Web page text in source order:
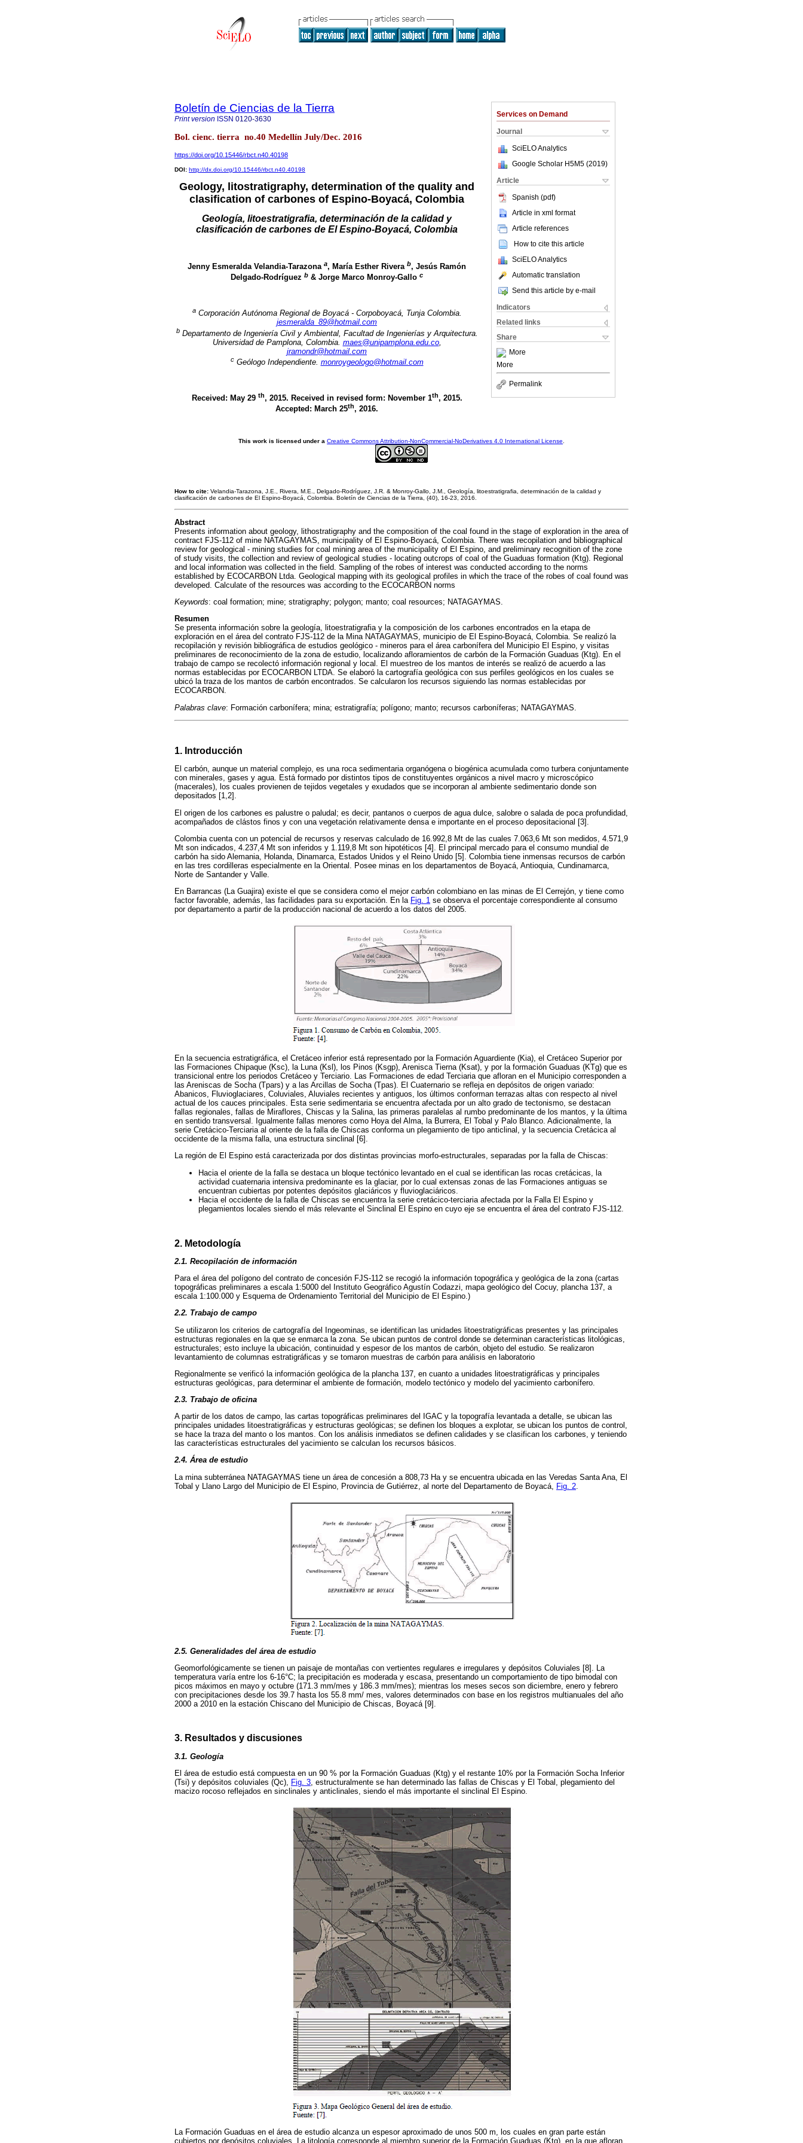
Services on Demand
Journal
SciELO Analytics
Google Scholar H5M5 (2019)
Article
Spanish (pdf)
Article in xml format
Article references
How to cite this article
SciELO Analytics
Automatic translation
Send this article by e-mail
Indicators
Related links
Share
More
More
Permalink
Boletín de Ciencias de la Tierra
Print version ISSN 0120-3630
Bol. cienc. tierra no.40 Medellín July/Dec. 2016
https://doi.org/10.15446/rbct.n40.40198
DOI: http://dx.doi.org/10.15446/rbct.n40.40198
Geology, litostratigraphy, determination of the quality and
clasification of carbones of Espino-Boyacá, Colombia
Geología, litoestratigrafia, determinación de la calidad y
clasificación de carbones de El Espino-Boyacá, Colombia
Jenny Esmeralda Velandia-Tarazona a, María Esther Rivera b, Jesús Ramón
Delgado-Rodríguez b & Jorge Marco Monroy-Gallo c
aCorporación Autónoma Regional de Boyacá - Corpoboyacá, Tunja Colombia.
jesmeralda_89@hotmail.com
bDepartamento de Ingeniería Civil y Ambiental, Facultad de Ingenierías y Arquitectura.
Universidad de Pamplona, Colombia. maes@unipamplona.edu.co,
jramondr@hotmail.com
cGeólogo Independiente. monroygeologo@hotmail.com
Received: May 29 th, 2015. Received in revised form: November 1th, 2015.
Accepted: March 25th, 2016.
This work is licensed under a Creative Commons Attribution-NonCommercial-NoDerivatives 4.0 International License.
How to cite: Velandia-Tarazona, J.E., Rivera, M.E., Delgado-Rodríguez, J.R. & Monroy-Gallo, J.M., Geología, litoestratigrafia, determinación de la calidad y
clasificación de carbones de El Espino-Boyacá, Colombia. Boletín de Ciencias de la Tierra, (40), 16-23, 2016.
Abstract
Presents information about geology, lithostratigraphy and the composition of the coal found in the stage of exploration in the area of
contract FJS-112 of mine NATAGAYMAS, municipality of El Espino-Boyacá, Colombia. There was recopilation and bibliographical
review for geological - mining studies for coal mining area of the municipality of El Espino, and preliminary recognition of the zone
of study visits, the collection and review of geological studies - locating outcrops of coal of the Guaduas formation (Ktg). Regional
and local information was collected in the field. Sampling of the robes of interest was conducted according to the norms
established by ECOCARBON Ltda. Geological mapping with its geological profiles in which the trace of the robes of coal found was
developed. Calculate of the resources was according to the ECOCARBON norms
Keywords: coal formation; mine; stratigraphy; polygon; manto; coal resources; NATAGAYMAS.
Resumen
Se presenta información sobre la geología, litoestratigrafia y la composición de los carbones encontrados en la etapa de
exploración en el área del contrato FJS-112 de la Mina NATAGAYMAS, municipio de El Espino-Boyacá, Colombia. Se realizó la
recopilación y revisión bibliográfica de estudios geológico - mineros para el área carbonífera del Municipio El Espino, y visitas
preliminares de reconocimiento de la zona de estudio, localizando afloramientos de carbón de la Formación Guaduas (Ktg). En el
trabajo de campo se recolectó información regional y local. El muestreo de los mantos de interés se realizó de acuerdo a las
normas establecidas por ECOCARBON LTDA. Se elaboró la cartografía geológica con sus perfiles geológicos en los cuales se
ubicó la traza de los mantos de carbón encontrados. Se calcularon los recursos siguiendo las normas establecidas por
ECOCARBON.
Palabras clave: Formación carbonífera; mina; estratigrafía; polígono; manto; recursos carboníferas; NATAGAYMAS.
1. Introducción
El carbón, aunque un material complejo, es una roca sedimentaria organógena o biogénica acumulada como turbera conjuntamente
con minerales, gases y agua. Está formado por distintos tipos de constituyentes orgánicos a nivel macro y microscópico
(macerales), los cuales provienen de tejidos vegetales y exudados que se incorporan al ambiente sedimentario donde son
depositados [1,2].
El origen de los carbones es palustre o paludal; es decir, pantanos o cuerpos de agua dulce, salobre o salada de poca profundidad,
acompañados de clástos finos y con una vegetación relativamente densa e importante en el proceso depositacional [3].
Colombia cuenta con un potencial de recursos y reservas calculado de 16.992,8 Mt de las cuales 7.063,6 Mt son medidos, 4.571,9
Mt son indicados, 4.237,4 Mt son inferidos y 1.119,8 Mt son hipotéticos [4]. El principal mercado para el consumo mundial de
carbón ha sido Alemania, Holanda, Dinamarca, Estados Unidos y el Reino Unido [5]. Colombia tiene inmensas recursos de carbón
en las tres cordilleras especialmente en la Oriental. Posee minas en los departamentos de Boyacá, Antioquia, Cundinamarca,
Norte de Santander y Valle.
En Barrancas (La Guajira) existe el que se considera como el mejor carbón colombiano en las minas de El Cerrejón, y tiene como
factor favorable, además, las facilidades para su exportación. En la Fig. 1 se observa el porcentaje correspondiente al consumo
por departamento a partir de la producción nacional de acuerdo a los datos del 2005.
En la secuencia estratigráfica, el Cretáceo inferior está representado por la Formación Aguardiente (Kia), el Cretáceo Superior por
las Formaciones Chipaque (Ksc), la Luna (Ksl), los Pinos (Ksgp), Arenisca Tierna (Ksat), y por la formación Guaduas (KTg) que es
transicional entre los periodos Cretáceo y Terciario. Las Formaciones de edad Terciaria que afloran en el Municipio corresponden a
las Areniscas de Socha (Tpars) y a las Arcillas de Socha (Tpas). El Cuaternario se refleja en depósitos de origen variado:
Abanicos, Fluvioglaciares, Coluviales, Aluviales recientes y antiguos, los últimos conforman terrazas altas con respecto al nivel
actual de los cauces principales. Esta serie sedimentaria se encuentra afectada por un alto grado de tectonismo, se destacan
fallas regionales, fallas de Miraflores, Chiscas y la Salina, las primeras paralelas al rumbo predominante de los mantos, y la última
en sentido transversal. Igualmente fallas menores como Hoya del Alma, la Burrera, El Tobal y Palo Blanco. Adicionalmente, la
serie Cretácico-Terciaria al oriente de la falla de Chiscas conforma un plegamiento de tipo anticlinal, y la secuencia Cretácica al
occidente de la misma falla, una estructura sinclinal [6].
La región de El Espino está caracterizada por dos distintas provincias morfo-estructurales, separadas por la falla de Chiscas:
Hacia el oriente de la falla se destaca un bloque tectónico levantado en el cual se identifican las rocas cretácicas, la
actividad cuaternaria intensiva predominante es la glaciar, por lo cual extensas zonas de las Formaciones antiguas se
encuentran cubiertas por potentes depósitos glaciáricos y fluvioglaciáricos.
Hacia el occidente de la falla de Chiscas se encuentra la serie cretácico-terciaria afectada por la Falla El Espino y
plegamientos locales siendo el más relevante el Sinclinal El Espino en cuyo eje se encuentra el área del contrato FJS-112.
2. Metodología
2.1. Recopilación de información
Para el área del polígono del contrato de concesión FJS-112 se recogió la información topográfica y geológica de la zona (cartas
topográficas preliminares a escala 1:5000 del Instituto Geográfico Agustín Codazzi, mapa geológico del Cocuy, plancha 137, a
escala 1:100.000 y Esquema de Ordenamiento Territorial del Municipio de El Espino.)
2.2. Trabajo de campo
Se utilizaron los criterios de cartografía del Ingeominas, se identifican las unidades litoestratigráficas presentes y las principales
estructuras regionales en la que se enmarca la zona. Se ubican puntos de control donde se determinan características litológicas,
estructurales; esto incluye la ubicación, continuidad y espesor de los mantos de carbón, objeto del estudio. Se realizaron
levantamiento de columnas estratigráficas y se tomaron muestras de carbón para análisis en laboratorio
Regionalmente se verificó la información geológica de la plancha 137, en cuanto a unidades litoestratigráficas y principales
estructuras geológicas, para determinar el ambiente de formación, modelo tectónico y modelo del yacimiento carbonífero.
2.3. Trabajo de oficina
A partir de los datos de campo, las cartas topográficas preliminares del IGAC y la topografía levantada a detalle, se ubican las
principales unidades litoestratigráficas y estructuras geológicas; se definen los bloques a explotar, se ubican los puntos de control,
se hace la traza del manto o los mantos. Con los análisis inmediatos se definen calidades y se clasifican los carbones, y teniendo
las características estructurales del yacimiento se calculan los recursos básicos.
2.4. Área de estudio
La mina subterránea NATAGAYMAS tiene un área de concesión a 808,73 Ha y se encuentra ubicada en las Veredas Santa Ana, El
Tobal y Llano Largo del Municipio de El Espino, Provincia de Gutiérrez, al norte del Departamento de Boyacá, Fig. 2
2.5. Generalidades del área de estudio
Geomorfológicamente se tienen un paisaje de montañas con vertientes regulares e irregulares y depósitos Coluviales [8]. La
temperatura varía entre los 6-16°C; la precipitación es moderada y escasa, presentando un comportamiento de tipo bimodal con
picos máximos en mayo y octubre (171.3 mm/mes y 186.3 mm/mes); mientras los meses secos son diciembre, enero y febrero
con precipitaciones desde los 39.7 hasta los 55.8 mm/ mes, valores determinados con base en los registros multianuales del año
2000 a 2010 en la estación Chiscano del Municipio de Chiscas, Boyacá [9].
3. Resultados y discusiones
3.1. Geología
El área de estudio está compuesta en un 90 % por la Formación Guaduas (Ktg) y el restante 10% por la Formación Socha Inferior
(Tsi) y depósitos coluviales (Qc),
Fig. 3 , estructuralmente se han determinado las fallas de Chiscas y El Tobal, plegamiento del
macizo rocoso reflejados en sinclinales y anticlinales, siendo el más importante el sinclinal El Espino.
La Formación Guaduas en el área de estudio alcanza un espesor aproximado de unos 500 m, los cuales en gran parte están
cubiertos por depósitos coluviales. La litología corresponde al miembro superior de la Formación Guaduas (Ktg), en la que afloran